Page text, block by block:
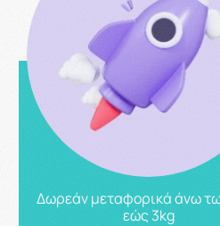
Δωρεάν μεταφορικά άνω
εώς 3kg